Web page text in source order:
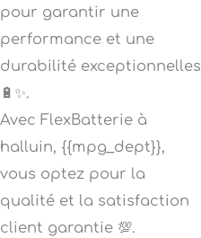
pour garantir une
performance et une
durabilité exceptionnelles
🔋✨.
Avec FlexBatterie à
halluin, {{mpg_dept}},
vous optez pour la
qualité et la satisfaction
client garantie 💯.